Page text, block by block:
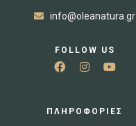
info@oleanatura.gr
FOLLOW US
ΠΛΗΡΟΦΟΡΙΕΣ